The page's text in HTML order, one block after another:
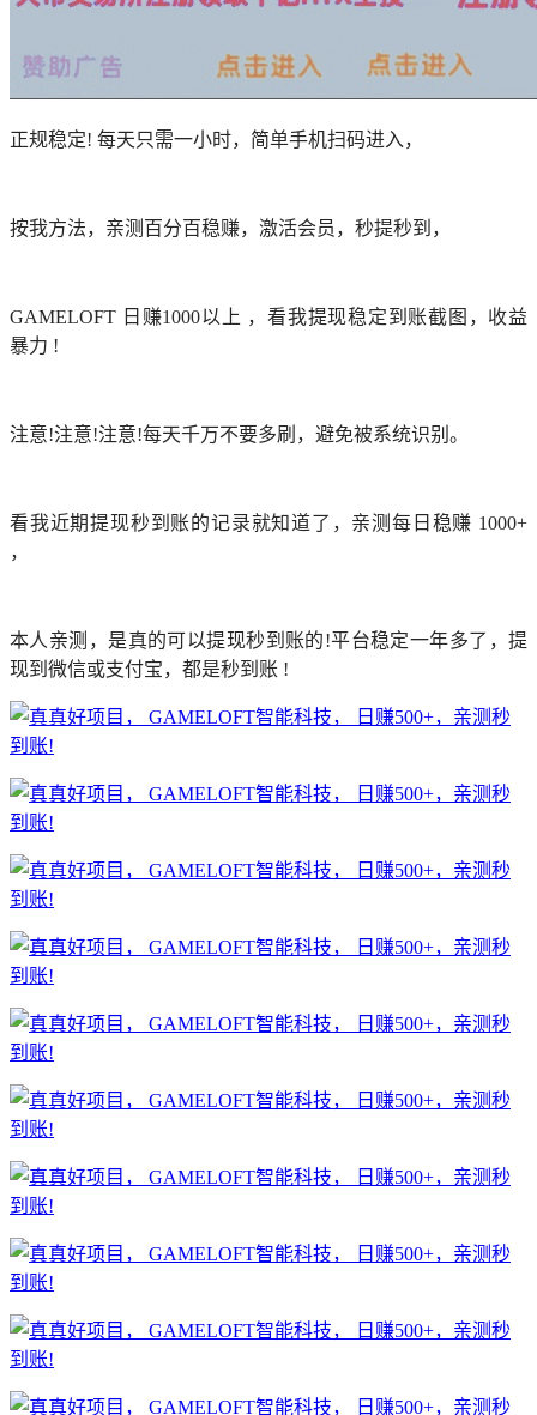
正规稳定! 每天只需一小时，简单手机扫码进入，
按我方法，亲测百分百稳赚，激活会员，秒提秒到，
GAMELOFT 日赚1000以上 ，看我提现稳定到账截图，收益
暴力 !
注意!注意!注意!每天千万不要多刷，避免被系统识别。
看我近期提现秒到账的记录就知道了，亲测每日稳赚 1000+
，
本人亲测，是真的可以提现秒到账的!平台稳定一年多了，提
现到微信或支付宝，都是秒到账 !